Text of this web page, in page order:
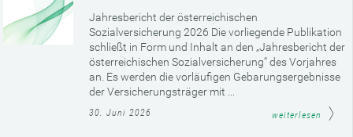
Jahresbericht der österreichischen
Sozialversicherung 2026 Die vorliegende Publikation
schließt in Form und Inhalt an den „Jahresbericht der
österreichischen Sozialversicherung“ des Vorjahres
an. Es werden die vorläufigen Gebarungsergebnisse
der Versicherungsträger mit ...
30. Juni 2026 weiterlesen